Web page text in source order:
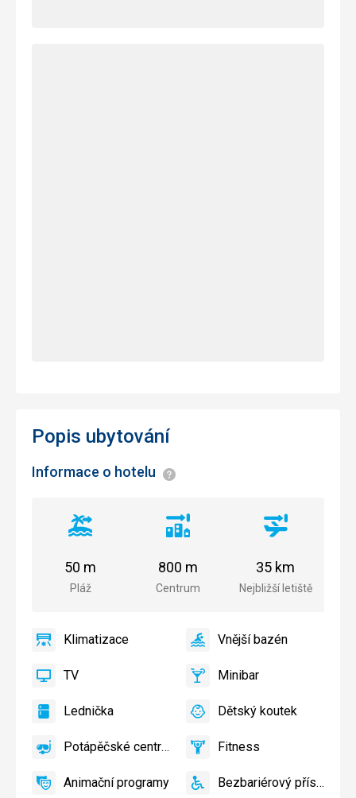
Popis ubytování
Informace o hotelu Informace
Vzdálenost
pláže
Pláž
50 m
Vzdálenost
centra
Centrum
800 m
Vzdálenost
letiště
Nejbližší letiště
35 km
Klimatizace
Klimatizace
ano
VnějšíVnější bazén
ano
TV TV
ano
Minibar,Minibar
ano
LedničkaLednička
ano
Dětský
Dětské
Dětský
Dětský koutek
ano
Potápěčské
Potápěčské centrum
ano FitnessFitness
ano
Animační
Animační programy
ano
Bezbariérový
Bezbariérový přístup
ano